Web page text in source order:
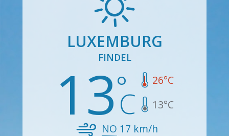
LUXEMBURG
FINDEL
13 26°C
13°C
NO 17 km/h